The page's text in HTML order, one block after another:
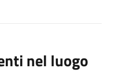
nel luogo